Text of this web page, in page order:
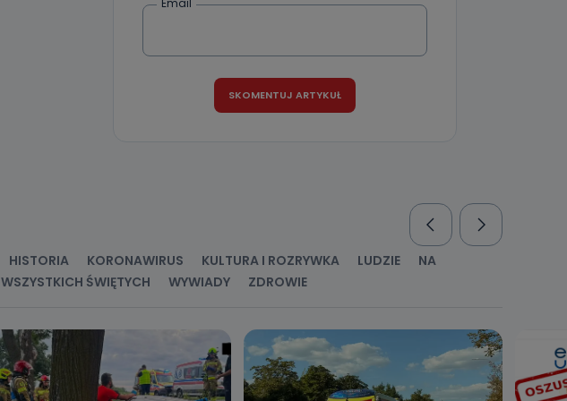
Email
HISTORIA KORONAWIRUS KULTURA I ROZRYWKA LUDZIE
NA
WSZYSTKICH ŚWIĘTYCH WYWIADY ZDROWIE